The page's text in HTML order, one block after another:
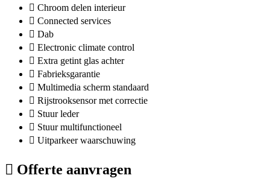
Chroom delen interieur
Connected services
Dab
Electronic climate control
Extra getint glas achter
Fabrieksgarantie
Multimedia scherm standaard
Rijstrooksensor met correctie
Stuur leder
Stuur multifunctioneel
Uitparkeer waarschuwing
Offerte aanvragen